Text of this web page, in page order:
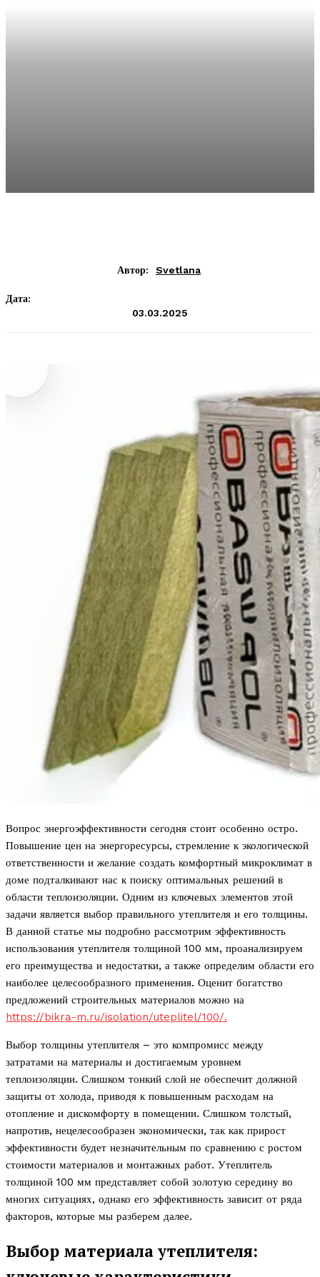
Автор: Svetlana
Дата:
03.03.2025
Вопрос энергоэффективности сегодня стоит особенно остро.
Повышение цен на энергоресурсы, стремление к экологической
ответственности и желание создать комфортный микроклимат в
доме подталкивают нас к поиску оптимальных решений в
области теплоизоляции. Одним из ключевых элементов этой
задачи является выбор правильного утеплителя и его толщины.
В данной статье мы подробно рассмотрим эффективность
использования утеплителя толщиной 100 мм, проанализируем
его преимущества и недостатки, а также определим области его
наиболее целесообразного применения. Оценит богатство
предложений строительных материалов можно на
https://bikra-m.ru/isolation/uteplitel/100/.
Выбор толщины утеплителя – это компромисс между
затратами на материалы и достигаемым уровнем
теплоизоляции. Слишком тонкий слой не обеспечит должной
защиты от холода, приводя к повышенным расходам на
отопление и дискомфорту в помещении. Слишком толстый,
напротив, нецелесообразен экономически, так как прирост
эффективности будет незначительным по сравнению с ростом
стоимости материалов и монтажных работ. Утеплитель
толщиной 100 мм представляет собой золотую середину во
многих ситуациях, однако его эффективность зависит от ряда
факторов, которые мы разберем далее.
Выбор материала утеплителя: